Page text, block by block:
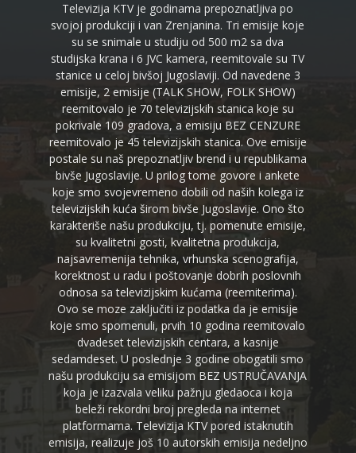
Televizija KTV je godinama prepoznatljiva po
svojoj produkciji i van Zrenjanina. Tri emisije koje
su se snimale u studiju od 500 m2 sa dva
studijska krana i 6 JVC kamera, reemitovale su TV
stanice u celoj bivšoj Jugoslaviji. Od navedene 3
emisije, 2 emisije (TALK SHOW, FOLK SHOW)
reemitovalo je 70 televizijskih stanica koje su
pokrivale 109 gradova, a emisiju BEZ CENZURE
reemitovalo je 45 televizijskih stanica. Ove emisije
postale su naš prepoznatljiv brend i u republikama
bivše Jugoslavije. U prilog tome govore i ankete
koje smo svojevremeno dobili od naših kolega iz
televizijskih kuća širom bivše Jugoslavije. Ono što
karakteriše našu produkciju, tj. pomenute emisije,
su kvalitetni gosti, kvalitetna produkcija,
najsavremenija tehnika, vrhunska scenografija,
korektnost u radu i poštovanje dobrih poslovnih
odnosa sa televizijskim kućama (reemiterima).
Ovo se moze zaključiti iz podatka da je emisije
koje smo spomenuli, prvih 10 godina reemitovalo
dvadeset televizijskih centara, a kasnije
sedamdeset. U poslednje 3 godine obogatili smo
našu produkciju sa emisijom BEZ USTRUČAVANJA
koja je izazvala veliku pažnju gledaoca i koja
beleži rekordni broj pregleda na internet
platformama. Televizija KTV pored istaknutih
emisija, realizuje još 10 autorskih emisija nedeljno